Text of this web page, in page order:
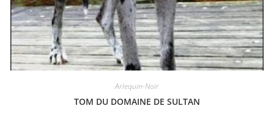
Arlequin-Noir
TOM DU DOMAINE DE SULTAN